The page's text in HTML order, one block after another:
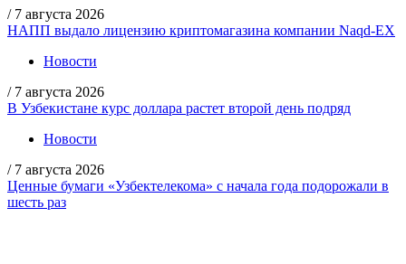
/ 7 августа 2026
НАПП выдало лицензию криптомагазина компании Naqd-EX
Новости
/ 7 августа 2026
В Узбекистане курс доллара растет второй день подряд
Новости
/ 7 августа 2026
Ценные бумаги «Узбектелекома» с начала года подорожали в
шесть раз